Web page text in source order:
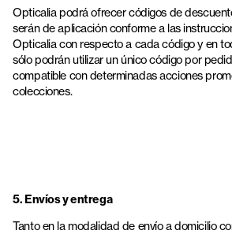
Opticalia podrá ofrecer códigos de
serán de aplicación conforme a las
Opticalia con respecto a cada código y en
sólo podrán utilizar un único código por
compatible con determinadas acciones
colecciones.
5. Envíos y entrega
Tanto en la modalidad de envío a domicilio